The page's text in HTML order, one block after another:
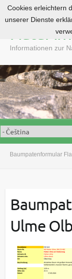
o
c
o
n
t
e
n
Natur
Informationen zur
Baumpatenformular
Ulme
Cookies erleichtern
unserer Dienste